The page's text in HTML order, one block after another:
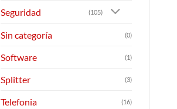
Seguridad (105)
Sin categoría (0)
Software (1)
Splitter (3)
Telefonia (16)